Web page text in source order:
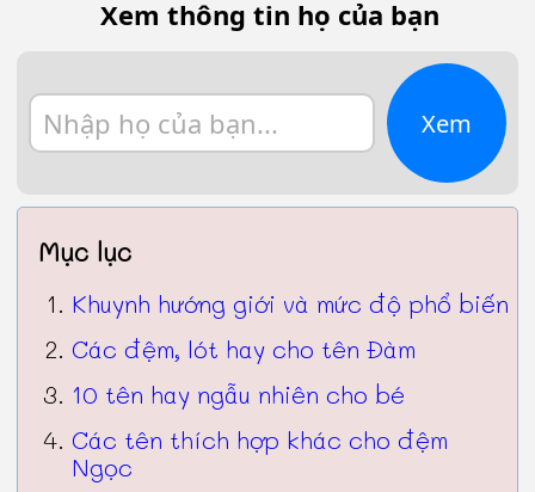
Xem thông tin họ của bạn
Xem
Mục lục
Khuynh hướng giới và mức độ phổ biến
Các đệm, lót hay cho tên Đàm
10 tên hay ngẫu nhiên cho bé
Các tên thích hợp khác cho đệm
Ngọc